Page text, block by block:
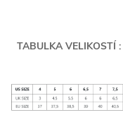
TABULKA VELIKOSTÍ :